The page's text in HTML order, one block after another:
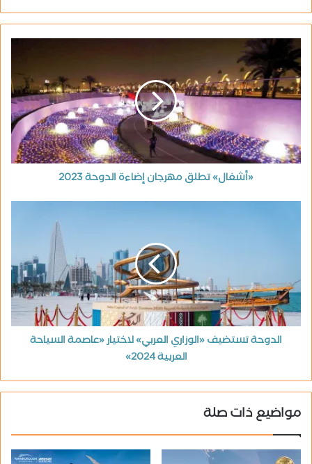
«أشغال» تطلق مهرجان إضاءة الدوحة 2023
الدوحة تستضيف «الوزاري العربي» لاختيار «عاصمة السياحة
العربية 2024»
مواضيع ذات صلة